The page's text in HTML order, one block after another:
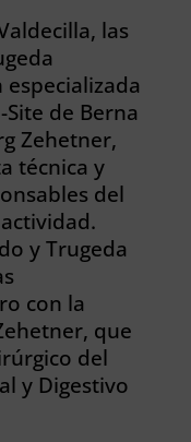
las
de Berna
Zehetner,
técnica y
del
y Trugeda
con la
que
del
y Digestivo